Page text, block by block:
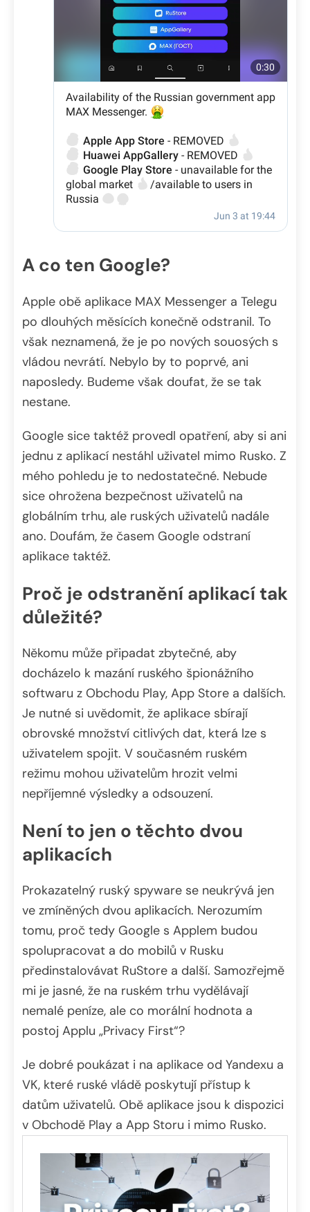
A co ten Google?
Apple obě aplikace MAX Messenger a Telegu
po dlouhých měsících konečně odstranil. To
však neznamená, že je po nových souosých s
vládou nevrátí. Nebylo by to poprvé, ani
naposledy. Budeme však doufat, že se tak
nestane.
Google sice taktéž provedl opatření, aby si ani
jednu z aplikací nestáhl uživatel mimo Rusko. Z
mého pohledu je to nedostatečné. Nebude
sice ohrožena bezpečnost uživatelů na
globálním trhu, ale ruských uživatelů nadále
ano. Doufám, že časem Google odstraní
aplikace taktéž.
Proč je odstranění aplikací tak
důležité?
Někomu může připadat zbytečné, aby
docházelo k mazání ruského špionážního
softwaru z Obchodu Play, App Store a dalších.
Je nutné si uvědomit, že aplikace sbírají
obrovské množství citlivých dat, která lze s
uživatelem spojit. V současném ruském
režimu mohou uživatelům hrozit velmi
nepříjemné výsledky a odsouzení.
Není to jen o těchto dvou
aplikacích
Prokazatelný ruský spyware se neukrývá jen
ve zmíněných dvou aplikacích. Nerozumím
tomu, proč tedy Google s Applem budou
spolupracovat a do mobilů v Rusku
předinstalovávat RuStore a další. Samozřejmě
mi je jasné, že na ruském trhu vydělávají
nemalé peníze, ale co morální hodnota a
postoj Applu „Privacy First“?
Je dobré poukázat i na aplikace od Yandexu a
VK, které ruské vládě poskytují přístup k
datům uživatelů. Obě aplikace jsou k dispozici
v Obchodě Play a App Storu i mimo Rusko.